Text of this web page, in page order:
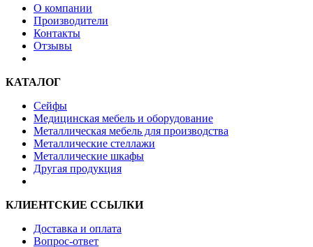
О компании
Производители
Контакты
Отзывы
КАТАЛОГ
Сейфы
Медицинская мебель и оборудование
Металлическая мебель для производства
Металлические стеллажи
Металлические шкафы
Другая продукция
КЛИЕНТСКИЕ ССЫЛКИ
Доставка и оплата
Вопрос-ответ